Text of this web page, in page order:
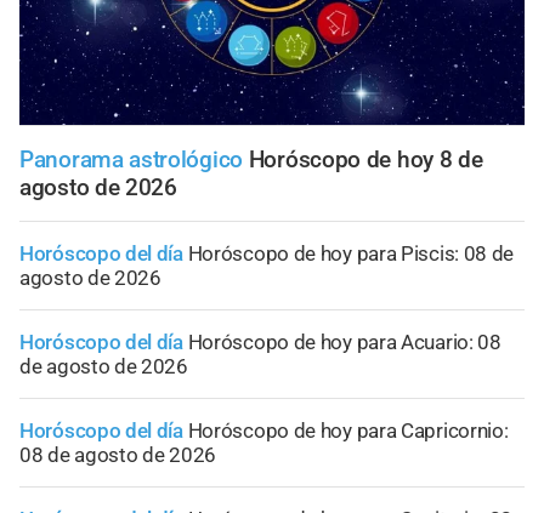
Panorama astrológico Horóscopo de hoy 8 de
agosto de 2026
Horóscopo del día Horóscopo de hoy para Piscis: 08 de
agosto de 2026
Horóscopo del día Horóscopo de hoy para Acuario: 08
de agosto de 2026
Horóscopo del día Horóscopo de hoy para Capricornio:
08 de agosto de 2026